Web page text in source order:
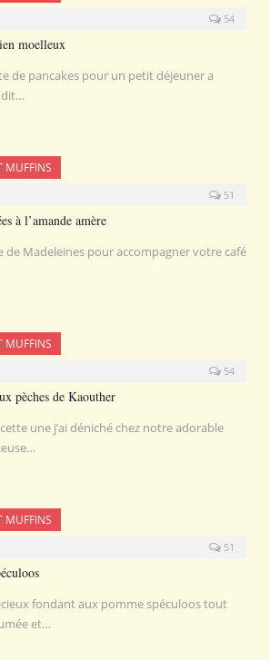
54
moelleux
de pancakes pour un petit déjeuner a
dit…
MUFFINS
51
à l’amande amère
de Madeleines pour accompagner votre café
MUFFINS
54
pèches de Kaouther
une j’ai déniché chez notre adorable
MUFFINS
51
fondant aux pomme spéculoos tout
et…